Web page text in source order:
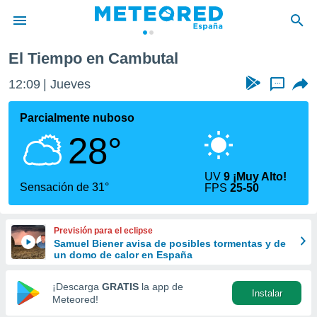
de
por
se
calidad.
a este
las
y
forma
digital
basada
El Tiempo en Cambutal
12:09 Jueves ...
Parcialmente nuboso
28°
Sensación de 31°
UV9 ¡Muy Alto!
FPS25-50
Previsión para el eclipse
Samuel Biener avisa de posibles tormentas y de
un domo de calor en España
¡Descarga GRATIS la app de
Meteored!
Instalar